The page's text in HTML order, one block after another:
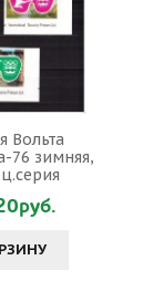
Вольта
76 зимняя,